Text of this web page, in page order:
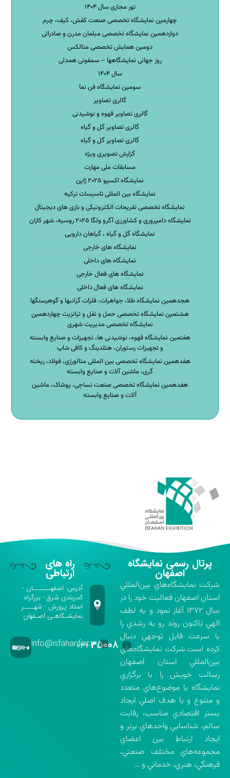
تور مجازی سال ۱۴۰۴
چهارمین نمایشگاه تخصصی صنعت کفش، کیف، چرم
دوازدهمین نمایشگاه تخصصی مبلمان مدرن و صادراتی
دومین همایش تخصصی متالکس
روز جهانی نمایشگاهها – سمفونی همدلی
سال ۱۴۰۴
سومین نمایشگاه فن نما
گالری تصاویر
گالری تصاویر قهوه و نوشیدنی
گالری تصاویر گل و گیاه
گالری تصاویر گل و گیاه
گزارش تصویری ویژه
مسابقات ملی مهارت
نمایشگاه اکسپو ۲۰۲۵ ژاپن
نمایشگاه بین المللی تاسیسات ترکیه
نمایشگاه تخصصی تفریحات الکترونیکی و بازی های دیجیتال
نمایشگاه دامپروری و کشاورزی آگرو ولگا ۲۰۲۵ روسیه، شهر کازان
نمایشگاه گل و گیاه ، گیاهان دارویی
نمایشگاه های خارجی
نمایشگاه های داخلی
نمایشگاه های فعال خارجی
نمایشگاه های فعال داخلی
هجدهمین نمایشگاه طلا، جواهرات، فلزات گرانبها و گوهرسنگها
هشتمین نمایشگاه تخصصی حمل و نقل و ترانزیت چهاردهمین
نمایشگاه تخصصی مدیریت شهری
هفتمین نمایشگاه قهوه، نوشیدنی ها، تجهیزات و صنایع وابسته
و تجهیزات رستوران، هتلدینگ و کافی شاپ
هفدهمین نمایشگاه تخصصی بین المللی متالورژی، فولاد، ریخته
گری، ماشین آلات و صنایع وابسته
هفدهمین نمایشگاه تخصصی صنعت نساجی، پوشاک، ماشین
آلات و صنایع وابسته
پرتال رسمی نمایشگاه
اصفهان
شركت نمايشگاه‌هاي بين‌المللي
استان اصفهان فعاليت خود را در
سال ۱۳۷۲ آغاز نمود و به لطف
الهي تاكنون روند رو به رشدي را
با سرعت قابل توجهي دنبال
كرده است.شركت نمايشگاه‌هاي
بين‌المللي استان اصفهان
رسالت خويش را با برگزاري
نمايشگاه با موضوع‌هاي متعدد
و متنوع و با هدف اصلي ايجاد
بستر اقتصادي مناسب، رقابت
سالم، شناسايي واحدهاي برتر و
ايجاد ارتباط بين اعضاي
مجموعه‌هاي مختلف صنعتي،
فرهنگي، هنري، خدماتي و …
راه های
ارتباطی
آدرس: اصفهـــــــان -
کمربندی شرق - بزرگراه
استاد پرورش - شهــــر
نمایشـگاهـی اصـفهان
۰۳۱-۳۵۰۰۸info@isfahanfair.ir